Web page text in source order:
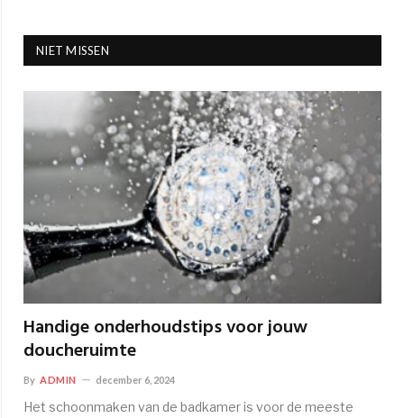
NIET MISSEN
Handige onderhoudstips voor jouw
doucheruimte
By ADMIN december 6, 2024
Het schoonmaken van de badkamer is voor de meeste